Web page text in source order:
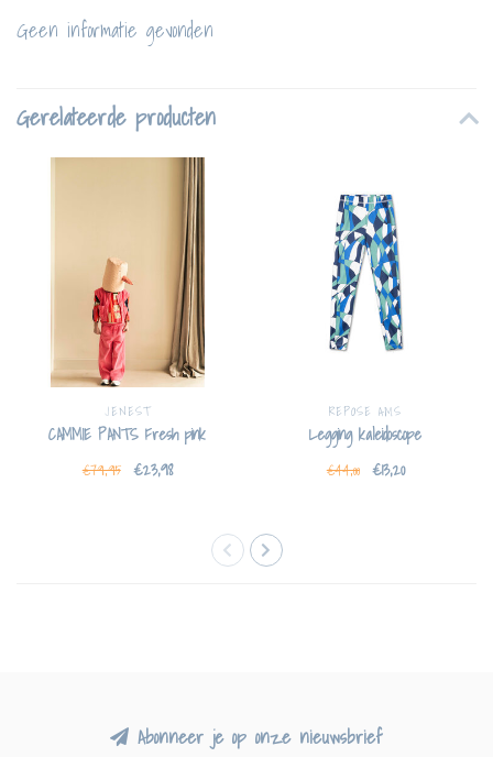
Geen informatie gevonden
Gerelateerde producten
JENEST
CAMMIE PANTS Fresh pink
€79,95 €23,98
REPOSE AMS
Legging kaleidoscope
€44,00 €13,20
Abonneer je op onze nieuwsbrief